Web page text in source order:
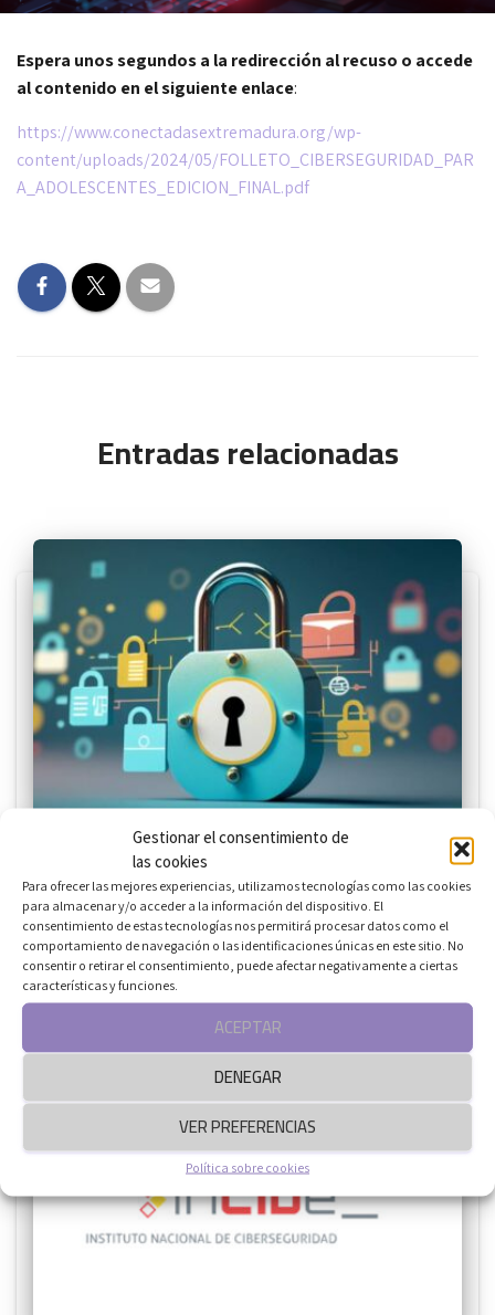
Gestionar el consentimiento de
las cookies
Para ofrecer las mejores experiencias, utilizamos tecnologías como las cookies
para almacenar y/o acceder a la información del dispositivo. El
consentimiento de estas tecnologías nos permitirá procesar datos como el
comportamiento de navegación o las identificaciones únicas en este sitio. No
consentir o retirar el consentimiento, puede afectar negativamente a ciertas
características y funciones.
ACEPTAR
DENEGAR
VER PREFERENCIAS
Política sobre cookies
Espera unos segundos a la redirección al recuso o accede
al contenido en el siguiente enlace:
https://www.conectadasextremadura.org/wp-
content/uploads/2024/05/FOLLETO_CIBERSEGURIDAD_PAR
A_ADOLESCENTES_EDICION_FINAL.pdf
Entradas relacionadas
Rercursos para menores | INCIBE
Espera unos segundos a la redirección al recurso o accede al
contenido en el siguiente enlace:
https://www.incibe.es/menores/recursos